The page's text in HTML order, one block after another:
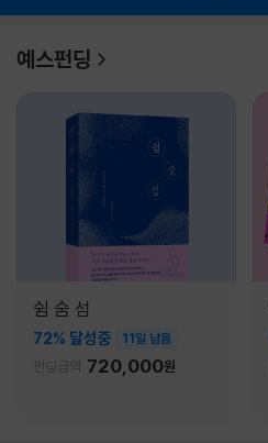
예스펀딩
쉼 숨 섬
72% 달성중 11일 남음
펀딩금액 720,000원